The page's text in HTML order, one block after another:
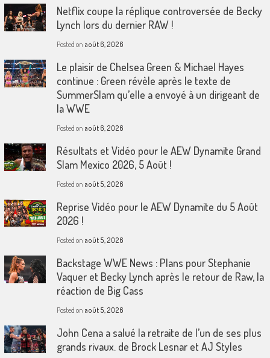
Netflix coupe la réplique controversée de Becky
Lynch lors du dernier RAW !
Posted on août 6, 2026
Le plaisir de Chelsea Green & Michael Hayes
continue : Green révèle après le texte de
SummerSlam qu’elle a envoyé à un dirigeant de
la WWE
Posted on août 6, 2026
Résultats et Vidéo pour le AEW Dynamite Grand
Slam Mexico 2026, 5 Août !
Posted on août 5, 2026
Reprise Vidéo pour le AEW Dynamite du 5 Août
2026 !
Posted on août 5, 2026
Backstage WWE News : Plans pour Stephanie
Vaquer et Becky Lynch après le retour de Raw, la
réaction de Big Cass
Posted on août 5, 2026
John Cena a salué la retraite de l’un de ses plus
grands rivaux. de Brock Lesnar et AJ Styles